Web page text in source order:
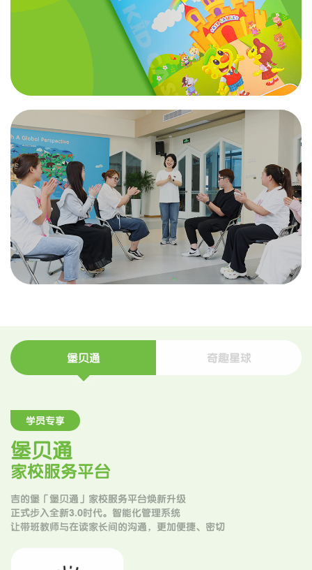
堡贝通 奇趣星球
学员专享
堡贝通
家校服务平台
吉的堡「堡贝通」家校服务平台焕新升级
正式步入全新3.0时代。智能化管理系统
让带班教师与在读家长间的沟通，更加便捷、密切